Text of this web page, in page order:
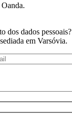
dos dados pessoais?
em Varsóvia.